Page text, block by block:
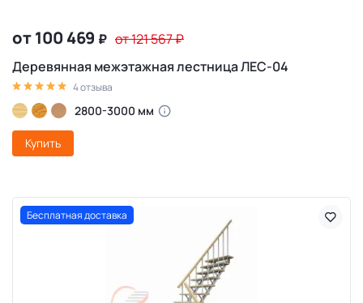
от 100 469 ₽ от 121 567₽
Деревянная межэтажная лестница ЛЕС-04
4 отзыва
2800-3000 мм
Купить
Бесплатная доставка